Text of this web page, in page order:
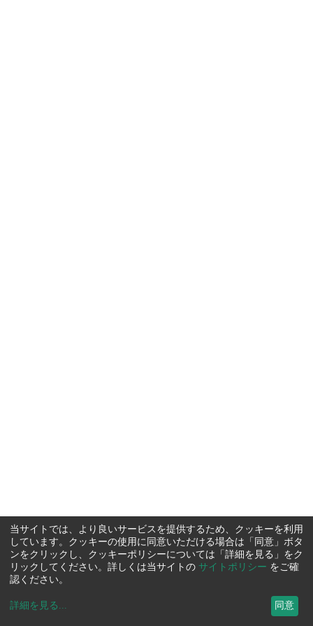
当サイトでは、より良いサービスを提供するため、クッキーを利用
しています。クッキーの使用に同意いただける場合は「同意」ボタ
ンをクリックし、クッキーポリシーについては「詳細を見る」をク
リックしてください。詳しくは当サイトの サイトポリシー をご確
認ください。
詳細を見る ... 同意